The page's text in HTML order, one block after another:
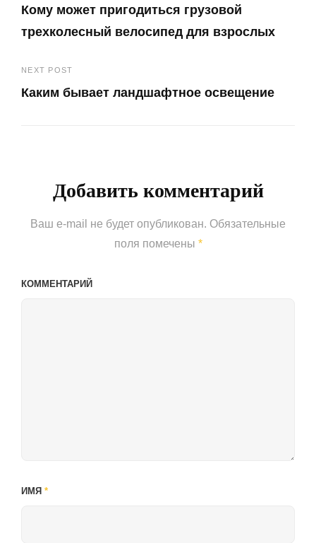
по
Кому может пригодиться грузовой
трехколесный велосипед для взрослых
Post
NEXT POST
Каким бывает ландшафтное освещение
Добавить комментарий
Ваш e-mail не будет опубликован. Обязательные
поля помечены *
КОММЕНТАРИЙ
ИМЯ *